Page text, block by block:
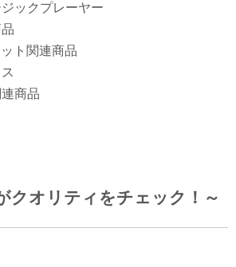
ックプレーヤー
ト関連商品
商品
クオリティをチェック！～